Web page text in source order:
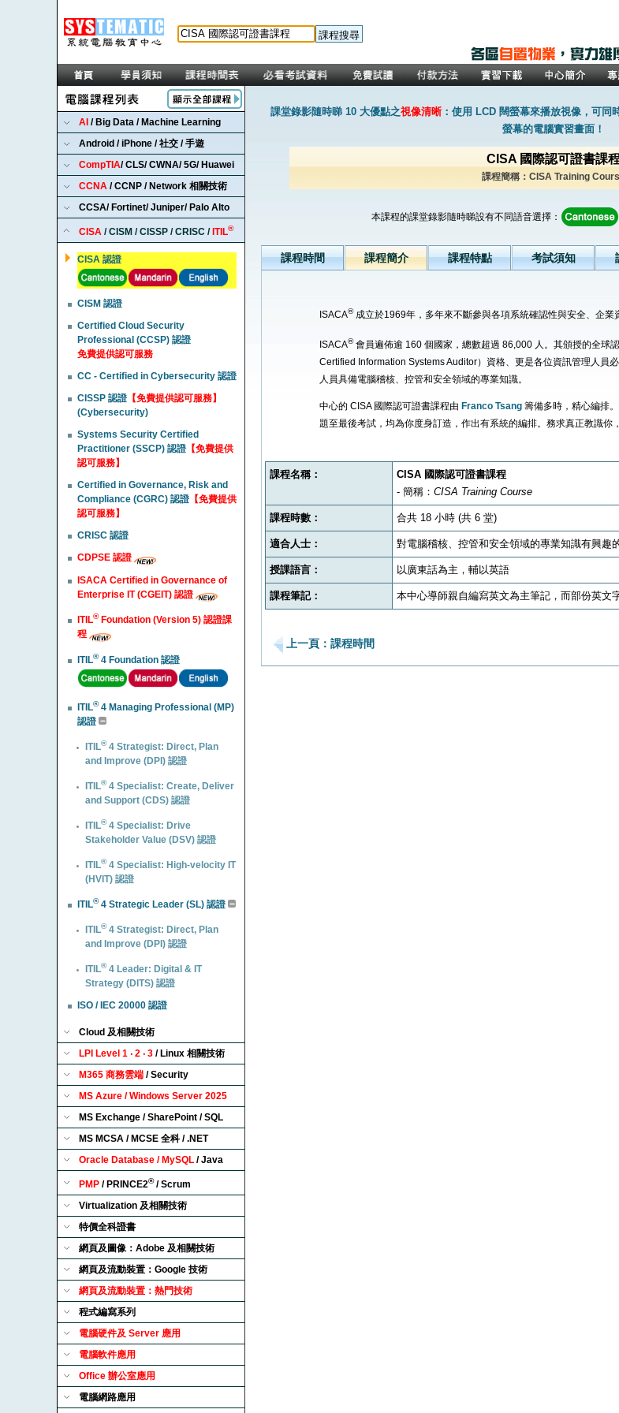
AI / Big Data / Machine Learning
Android / iPhone / 社交 / 手遊
CompTIA/ CLS/ CWNA/ 5G/ Huawei
CCNA / CCNP / Network 相關技術
CCSA/ Fortinet/ Juniper/ Palo Alto
CISA / CISM / CISSP / CRISC / ITIL®
CISA 認證
CISM 認證
Certified Cloud Security
Professional (CCSP) 認證
免費提供認可服務
CC - Certified in Cybersecurity 認證
CISSP 認證【免費提供認可服務】
(Cybersecurity)
Systems Security Certified
Practitioner (SSCP) 認證【免費提供
認可服務】
Certified in Governance, Risk and
Compliance (CGRC) 認證【免費提供
認可服務】
CRISC 認證
CDPSE 認證
ISACA Certified in Governance of
Enterprise IT (CGEIT) 認證
ITIL®Foundation (Version 5) 認證課
程
ITIL®4 Foundation 認證
ITIL®4 Managing Professional (MP)
認證
ITIL®4 Strategist: Direct, Plan
and Improve (DPI) 認證
ITIL®4 Specialist: Create, Deliver
and Support (CDS) 認證
ITIL®4 Specialist: Drive
Stakeholder Value (DSV) 認證
ITIL®4 Specialist: High-velocity IT
(HVIT) 認證
ITIL®4 Strategic Leader (SL) 認證
ITIL®4 Strategist: Direct, Plan
and Improve (DPI) 認證
ITIL®4 Leader: Digital & IT
Strategy (DITS) 認證
ISO / IEC 20000 認證
Cloud 及相關技術
LPI Level 1 ‧ 2 ‧ 3 / Linux 相關技術
M365 商務雲端 / Security
MS Azure / Windows Server 2025
MS Exchange / SharePoint / SQL
MS MCSA / MCSE 全科 / .NET
Oracle Database / MySQL / Java
PMP / PRINCE2®/ Scrum
Virtualization 及相關技術
特價全科證書
網頁及圖像：Adobe 及相關技術
網頁及流動裝置：Google 技術
網頁及流動裝置：熱門技術
程式編寫系列
電腦硬件及 Server 應用
電腦軟件應用
Office 辦公室應用
電腦網路應用
課堂錄影隨時睇 10 大優點之視像清晰：使用 LCD 闊螢幕來播放視像，可同
螢幕的電腦實習畫面！
CISA 國際認可證書課
課程簡稱：CISA Training
本課程的課堂錄影隨時睇設有不同語音選擇：
課程時間 課程簡介 課程特點 考試須知
ISACA®成立於1969年，多年來不斷參與各項系統確認性與安全、企業
ISACA®會員遍佈逾 160 個國家，總數超過 86,000 人。其頒授的全球
Certified Information Systems Auditor）資格、更是各位資訊管理人員
人員具備電腦稽核、控管和安全領域的專業知識。
中心的 CISA 國際認可證書課程由 Franco Tsang 籌備多時，精心編排
題至最後考試，均為你度身訂造，作出有系統的編排。務求真正教識你
課程名稱：
CISA 國際認可證書課程
- 簡稱： CISA Training Course
課程時數： 合共 18 小時 (共 6 堂)
適合人士： 對電腦稽核、控管和安全領域的專業知識有興趣
授課語言： 以廣東話為主，輔以英語
課程筆記： 本中心導師親自編寫英文為主筆記，而部份英文
上一頁：課程時間